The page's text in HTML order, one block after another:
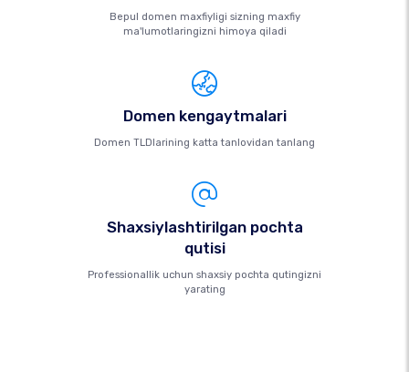
Bepul domen maxfiyligi sizning maxfiy
ma'lumotlaringizni himoya qiladi
Domen kengaytmalari
Domen TLDlarining katta tanlovidan tanlang
Shaxsiylashtirilgan pochta
qutisi
Professionallik uchun shaxsiy pochta qutingizni
yarating